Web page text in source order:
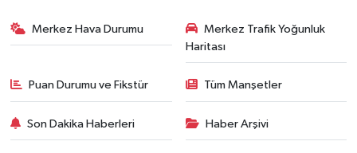
Merkez Hava Durumu
Merkez Trafik Yoğunluk
Haritası
Puan Durumu ve Fikstür Tüm Manşetler
Son Dakika Haberleri Haber Arşivi